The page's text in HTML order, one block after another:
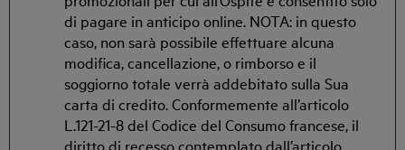
di pagare in anticipo online. NOTA: in questo
caso, non sarà possibile effettuare alcuna
modifica, cancellazione, o rimborso e il
soggiorno totale verrà addebitato sulla Sua
carta di credito. Conformemente all’articolo
L.121-21-8 del Codice del Consumo francese, il
diritto di recesso contemplato dall’articolo